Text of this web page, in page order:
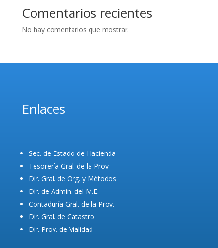
Comentarios recientes
No hay comentarios que mostrar.
Enlaces
Sec. de Estado de Hacienda
Tesorería Gral. de la Prov.
Dir. Gral. de Org. y Métodos
Dir. de Admin. del M.E.
Contaduría Gral. de la Prov.
Dir. Gral. de Catastro
Dir. Prov. de Vialidad